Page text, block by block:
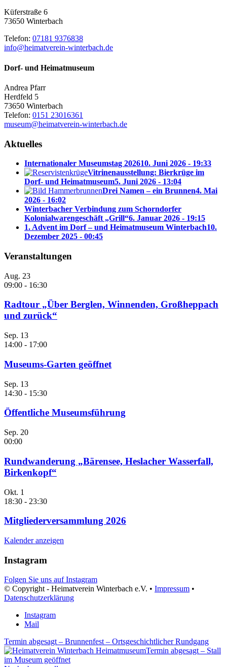
Küferstraße 6
73650 Winterbach
Telefon: 07181 9376838
info@heimatverein-winterbach.de
Dorf- und Heimatmuseum
Andrea Pfarr
Herdfeld 5
73650 Winterbach
Telefon: 0151 23016361
museum@heimatverein-winterbach.de
Aktuelles
Internationaler Museumstag 202610. Juni 2026 - 19:33
Vitrinenausstellung: Bierkrüge im
Dorf- und Heimatmuseum5. Juni 2026 - 13:04
Drei Namen – ein Brunnen4. Mai
2026 - 16:02
Winterbacher Verbindung zum Schorndorfer
Kolonialwarengeschäft „Grill“6. Januar 2026 - 19:15
1. Advent im Dorf – und Heimatmuseum Winterbach10.
Dezember 2025 - 00:45
Veranstaltungen
Aug. 23
09:00 - 16:30
Radtour „Über Berglen, Winnenden, Großheppach
und zurück“
Sep. 13
14:00 - 17:00
Museums-Garten geöffnet
Sep. 13
14:30 - 15:30
Öffentliche Museumsführung
Sep. 20
00:00
Rundwanderung „Bärensee, Heslacher Wasserfall,
Birkenkopf“
Okt. 1
18:30 - 23:30
Mitgliederversammlung 2026
Kalender anzeigen
Instagram
Folgen Sie uns auf Instagram
© Copyright - Heimatverein Winterbach e.V. • Impressum •
Datenschutzerklärung
Instagram
Mail
Termin abgesagt – Brunnenfest – Ortsgeschichtlicher Rundgang
Termin abgesagt – Stall
im Museum geöffnet